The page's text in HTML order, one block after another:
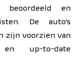
beoordeeld en
De auto’s
zijn voorzien van
up-to-date